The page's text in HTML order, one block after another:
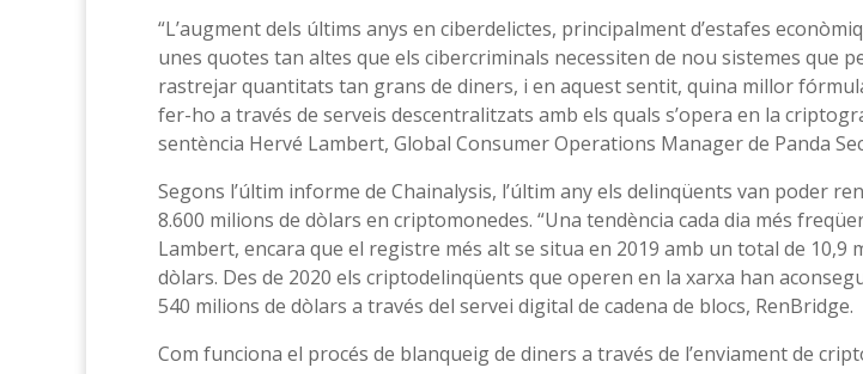
“L’augment dels últims anys en ciberdelictes, principalment d’estafes
unes quotes tan altes que els cibercriminals necessiten de nou sistemes que
rastrejar quantitats tan grans de diners, i en aquest sentit, quina millor
fer-ho a través de serveis descentralitzats amb els quals s’opera en la
sentència Hervé Lambert, Global Consumer Operations Manager de Panda
Segons l’últim informe de Chainalysis, l’últim any els delinqüents van poder
8.600 milions de dòlars en criptomonedes. “Una tendència cada dia més
Lambert, encara que el registre més alt se situa en 2019 amb un total de 10,9
dòlars. Des de 2020 els criptodelinqüents que operen en la xarxa han
540 milions de dòlars a través del servei digital de cadena de blocs, RenBridge.
Com funciona el procés de blanqueig de diners a través de l’enviament de